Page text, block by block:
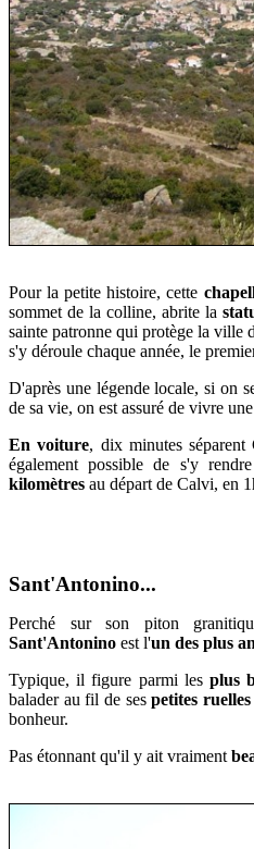
Pour la petite histoire, cette
sommet de la colline, abrite la
sainte patronne qui protège la ville
s'y déroule chaque année, le
D'après une légende locale, si on
de sa vie, on est assuré de vivre
En voiture, dix minutes
également possible de s'y rendre
kilomètres au départ de Calvi, en
Sant'Antonino...
Perché sur son piton
Sant'Antonino est l'un des plus
Typique, il figure parmi les plus
balader au fil de sespetites
bonheur.
Pas étonnant qu'il y ait vraiment